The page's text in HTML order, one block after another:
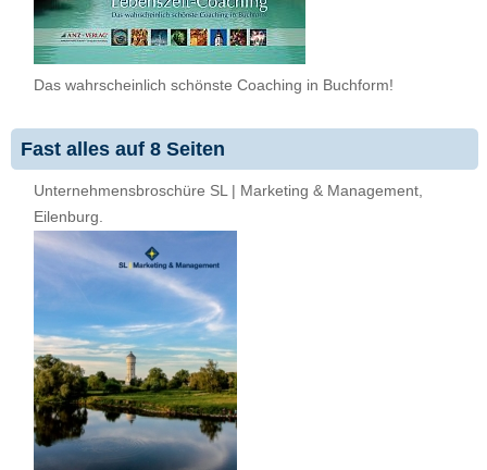
Das wahrscheinlich schönste Coaching in Buchform!
Fast alles auf 8 Seiten
Unternehmensbroschüre SL | Marketing & Management,
Eilenburg.